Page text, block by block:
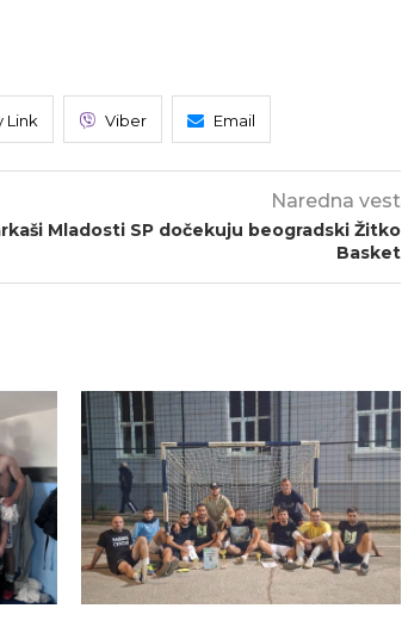
Link Viber Email
Naredna vest
Mladosti SP dočekuju beogradski Žitko
Basket